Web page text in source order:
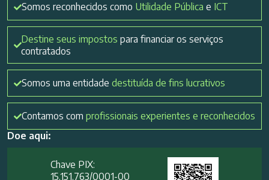
Somos reconhecidos como Utilidade Pública e ICT
Destine seus impostos para financiar os serviços
contratados
Somos uma entidade destituída de fins lucrativos
Contamos com profissionais experientes e reconhecidos
Doe aqui:
Chave PIX:
15.151.763/0001-00​